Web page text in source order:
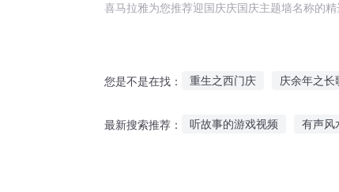
喜马拉雅为您推荐迎国庆庆国庆主题墙名称的
您是不是在找： 重生之西门庆 庆余年之长
最新搜索推荐： 听故事的游戏视频 有声风